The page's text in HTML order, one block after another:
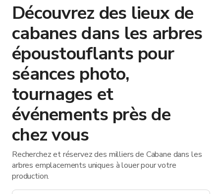
Découvrez des lieux de
cabanes dans les arbres
époustouflants pour
séances photo,
tournages et
événements près de
chez vous
Recherchez et réservez des milliers de Cabane dans les
arbres emplacements uniques à louer pour votre
production.